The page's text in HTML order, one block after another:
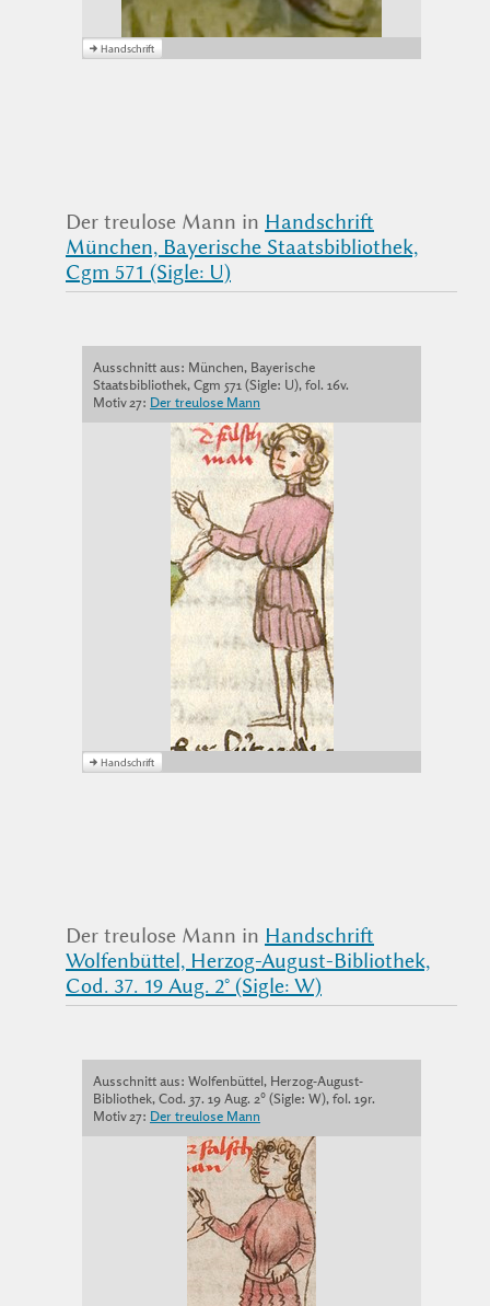
Der treulose Mann in Handschrift
München, Bayerische Staatsbibliothek,
Cgm 571 (Sigle: U)
Ausschnitt aus: München, Bayerische
Staatsbibliothek, Cgm 571 (Sigle: U), fol. 16v.
Motiv 27: Der treulose Mann
Der treulose Mann in Handschrift
Wolfenbüttel, Herzog-August-Bibliothek,
Cod. 37. 19 Aug. 2° (Sigle: W)
Ausschnitt aus: Wolfenbüttel, Herzog-August-
Bibliothek, Cod. 37. 19 Aug. 2° (Sigle: W), fol. 19r.
Motiv 27: Der treulose Mann